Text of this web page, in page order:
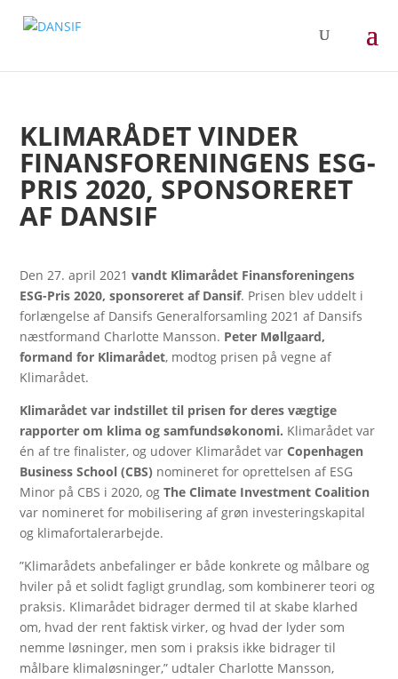
KLIMARÅDET VINDER
FINANSFORENINGENS ESG-
PRIS 2020, SPONSORERET
AF DANSIF
Den 27. april 2021vandt Klimarådet Finansforeningens
ESG-Pris 2020, sponsoreret af Dansif. Prisen blev uddelt i
forlængelse af Dansifs Generalforsamling 2021 af Dansifs
næstformand Charlotte Mansson. Peter Møllgaard,
formand for Klimarådet, modtog prisen på vegne af
Klimarådet.
Klimarådet var indstillet til prisen for deres vægtige
rapporter om klima og samfundsøkonomi. Klimarådet var
én af tre finalister, og udover Klimarådet varCopenhagen
Business School (CBS) nomineret for oprettelsen af ESG
Minor på CBS i 2020, ogThe Climate Investment Coalition
var nomineret for mobilisering af grøn investeringskapital
og klimafortalerarbejde.
”Klimarådets anbefalinger er både konkrete og målbare og
hviler på et solidt fagligt grundlag, som kombinerer teori og
praksis. Klimarådet bidrager dermed til at skabe klarhed
om, hvad der rent faktisk virker, og hvad der lyder som
nemme løsninger, men som i praksis ikke bidrager til
målbare klimaløsninger,” udtaler Charlotte Mansson,